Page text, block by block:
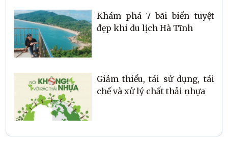
Khám phá 7 bãi biển tuyệt
đẹp khi du lịch Hà Tĩnh
Giảm thiểu, tái sử dụng, tái
chế và xử lý chất thải nhựa